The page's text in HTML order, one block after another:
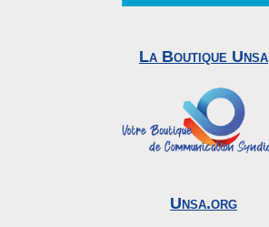
La Boutique Unsa
Unsa.org